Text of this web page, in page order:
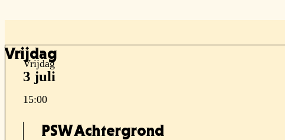
Vrijdag
Vrijdag
3 juli
15:00
PSW Achtergrond